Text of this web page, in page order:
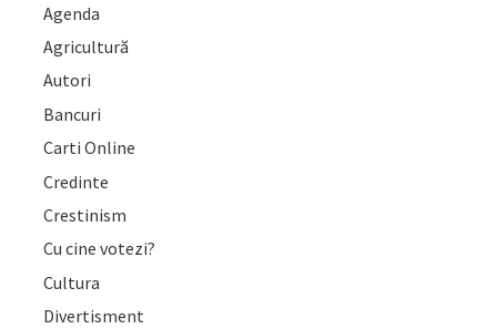
Agenda
Agricultură
Autori
Bancuri
Carti Online
Credinte
Crestinism
Cu cine votezi?
Cultura
Divertisment